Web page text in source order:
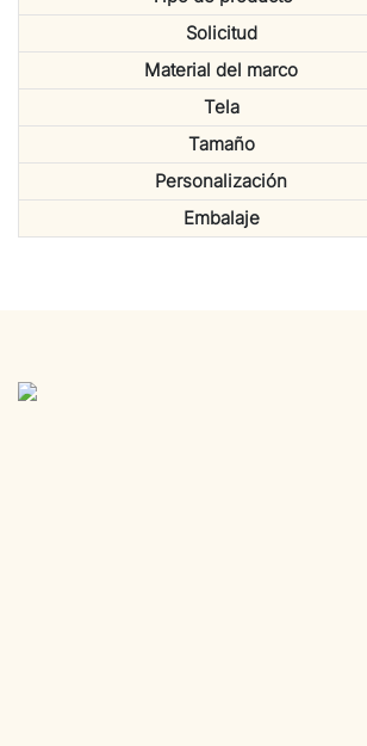
Solicitud
Material del marco
Tela
Tamaño
Personalización
Embalaje